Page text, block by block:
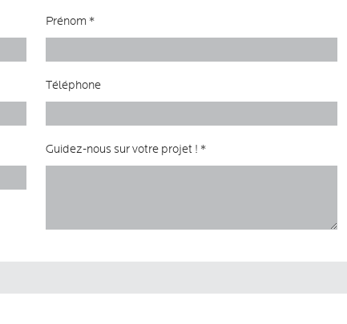
Prénom *
Téléphone
Guidez-nous sur votre projet ! *